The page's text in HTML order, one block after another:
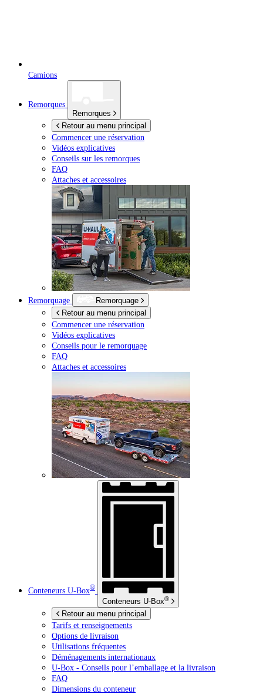
Camions
Remorques
Remorques
Retour au menu principal
Commencer une réservation
Vidéos explicatives
Conseils sur les remorques
FAQ
Attaches et accessoires
Remorquage
Remorquage
Retour au menu principal
Commencer une réservation
Vidéos explicatives
Conseils pour le remorquage
FAQ
Attaches et accessoires
Conteneurs U-Box®
Conteneurs U-Box®
Retour au menu principal
Tarifs et renseignements
Options de livraison
Utilisations fréquentes
Déménagements internationaux
U-Box - Conseils pour l’emballage et la livraison
FAQ
Dimensions du conteneur